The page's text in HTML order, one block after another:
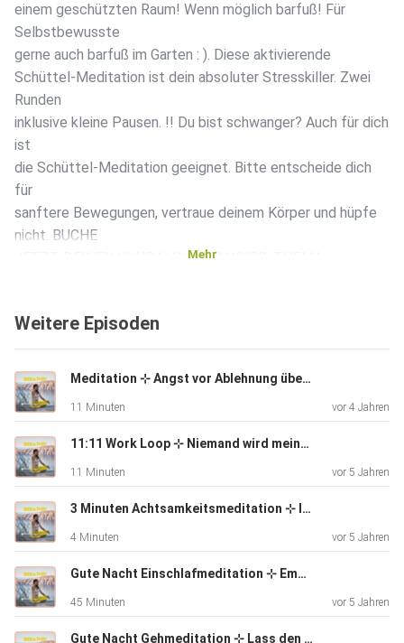
einem geschützten Raum! Wenn möglich barfuß! Für
Selbstbewusste
gerne auch barfuß im Garten : ). Diese aktivierende
Schüttel-Meditation ist dein absoluter Stresskiller. Zwei
Runden
inklusive kleine Pausen. !! Du bist schwanger? Auch für dich
ist
die Schüttel-Meditation geeignet. Bitte entscheide dich
für
sanftere Bewegungen, vertraue deinem Körper und hüpfe
nicht. BUCHE
JETZT DEINEN KUNDALINI YOGAKURS. THEMA
livestream
https://www.nadinegerhardt.com/coaching-cafe-
gruppenkurs BREATHE!
Eine liebevolle Begleitung für deinen Alltag ~ von Seele zu
Seele.
+++ 𓁉 Du benötigst eine Meditations-Grundausstattung?
findest du unter folgendem Link wie auch Themen zu
Schwangerschaft,
https://www.nadinegerhardt-magazine.com/single-
post/meditation-grundausstattung
Mehr
Weitere Episoden
Meditation ⊹ Angst vor Ablehnung überwinden (11 Min.) ⊹
11 Minuten vor 4 Jahren
11:11 Work Loop ⊹ Niemand wird meine Vision brechen ⊹
11 Minuten vor 5 Jahren
3 Minuten Achtsamkeitsmeditation ⊹ Innere Klarheit am Kaminfeuer ⊹
4 Minuten vor 5 Jahren
Gute Nacht Einschlafmeditation ⊹ Embodiment & Visionen der Neuen Welt ⊹
45 Minuten vor 5 Jahren
Gute Nacht Gehmeditation ⊹ Lass den Tag hinter dir ⊹